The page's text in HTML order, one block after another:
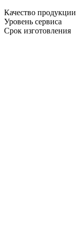
Качество продукции
Уровень сервиса
Срок изготовления